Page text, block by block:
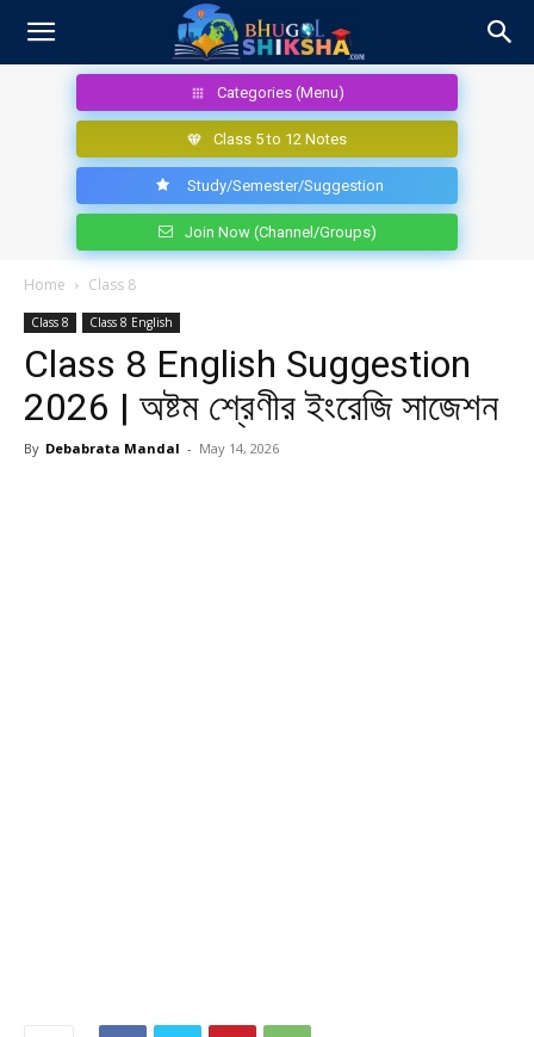
Categories (Menu)
Class 5 to 12 Notes
Study/Semester/Suggestion
Join Now (Channel/Groups)
Home Class 8
Class 8 Class 8 English
Class 8 English Suggestion
2026 | অষ্টম শ্রেণীর ইংরেজি সাজেশন
By Debabrata Mandal - May 14, 2026